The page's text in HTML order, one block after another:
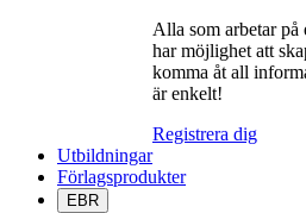
Alla som arbetar på
har möjlighet att
komma åt all
är enkelt!
Registrera dig
Utbildningar
Förlagsprodukter
EBR